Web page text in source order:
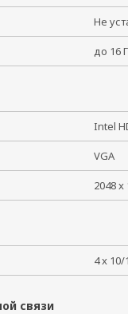
Не
до 16
Intel
VGA
2048
4 x 10/
связи